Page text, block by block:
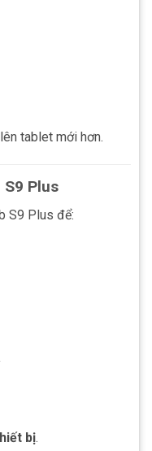
tablet mới hơn.
Plus
S9 Plus để:
bị.